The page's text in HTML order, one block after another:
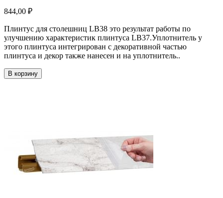
844,00 ₽
Плинтус для столешниц LB38 это результат работы по
улучшению характеристик плинтуса LB37.Уплотнитель у
этого плинтуса интегрирован с декоративной частью
плинтуса и декор также нанесен и на уплотнитель..
В корзину